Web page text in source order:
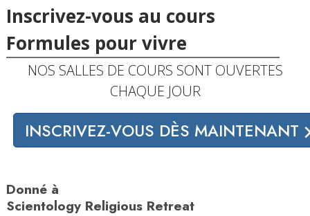
Inscrivez-vous au cours
Formules pour vivre
NOS SALLES DE COURS SONT OUVERTES
CHAQUE JOUR
INSCRIVEZ-VOUS DÈS MAINTENANT
Donné à
Scientology Religious Retreat